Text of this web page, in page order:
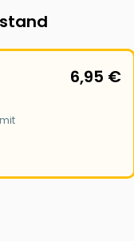
6,95 €